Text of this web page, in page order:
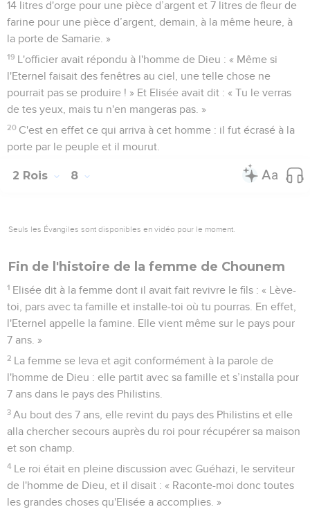
14 litres d'orge pour une pièce d’argent et 7 litres de fleur de
farine pour une pièce d’argent, demain, à la même heure, à
la porte de Samarie. »
19 L'officier avait répondu à l'homme de Dieu : « Même si
l'Eternel faisait des fenêtres au ciel, une telle chose ne
pourrait pas se produire ! » Et Elisée avait dit : « Tu le verras
de tes yeux, mais tu n'en mangeras pas. »
20 C'est en effet ce qui arriva à cet homme : il fut écrasé à la
porte par le peuple et il mourut.
2 Rois 8
Seuls les Évangiles sont disponibles en vidéo pour le moment.
Fin de l'histoire de la femme de Chounem
1 Elisée dit à la femme dont il avait fait revivre le fils : « Lève-
toi, pars avec ta famille et installe-toi où tu pourras. En effet,
l'Eternel appelle la famine. Elle vient même sur le pays pour
7 ans. »
2 La femme se leva et agit conformément à la parole de
l'homme de Dieu : elle partit avec sa famille et s’installa pour
7 ans dans le pays des Philistins.
3 Au bout des 7 ans, elle revint du pays des Philistins et elle
alla chercher secours auprès du roi pour récupérer sa maison
et son champ.
4 Le roi était en pleine discussion avec Guéhazi, le serviteur
de l'homme de Dieu, et il disait : « Raconte-moi donc toutes
les grandes choses qu'Elisée a accomplies. »